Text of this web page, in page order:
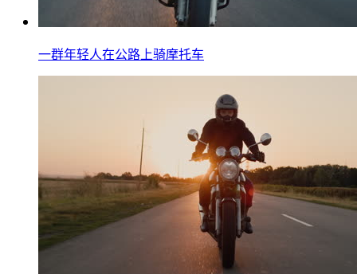
一群年轻人在公路上骑摩托车